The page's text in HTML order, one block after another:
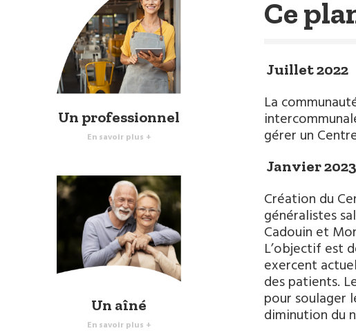
Ce
Juillet 2022
La
gérer un
Janvier 2023
Création du
généralistes
Cadouin et
L’objectif est
exercent
des patients.
pour soulager
diminution du
Un professionnel
En savoir plus +
Un aîné
En savoir plus +